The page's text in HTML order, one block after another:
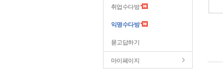
취업수다방
익명수다방
묻고답하기
마이페이지